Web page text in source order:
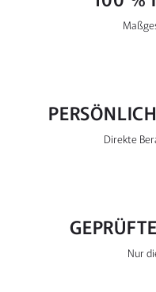
Direkte
Nur